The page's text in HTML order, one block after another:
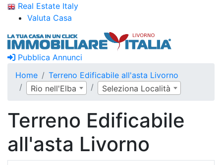
Real Estate Italy
Valuta Casa
Pubblica Annunci
Home
Terreno Edificabile all'asta Livorno
Rio nell'Elba
Seleziona Località
Terreno Edificabile
all'asta Livorno